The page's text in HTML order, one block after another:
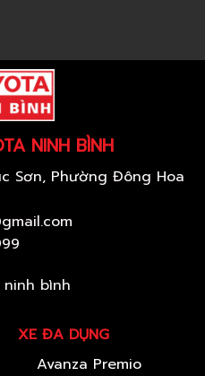
NINH BÌNH
Sơn, Phường Đông Hoa
XE ĐA DỤNG
Avanza Premio